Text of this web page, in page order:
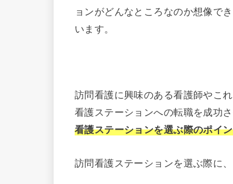
ョンがどんなところなのか想像で
います。
訪問看護に興味のある看護師やこ
看護ステーションへの転職を成功
看護ステーションを選ぶ際のポイ
訪問看護ステーションを選ぶ際に